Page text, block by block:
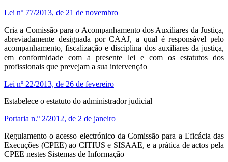
Lei nº 77/2013, de 21 de novembro
Cria a Comissão para o Acompanhamento dos Auxiliares da Justiça,
abreviadamente designada por CAAJ, a qual é responsável pelo
acompanhamento, fiscalização e disciplina dos auxiliares da justiça,
em conformidade com a presente lei e com os estatutos dos
profissionais que prevejam a sua intervenção
Lei nº 22/2013, de 26 de fevereiro
Estabelece o estatuto do administrador judicial
Portaria n.º 2/2012, de 2 de janeiro
Regulamento o acesso electrónico da Comissão para a Eficácia das
Execuções (CPEE) ao CITIUS e SISAAE, e a prática de actos pela
CPEE nestes Sistemas de Informação